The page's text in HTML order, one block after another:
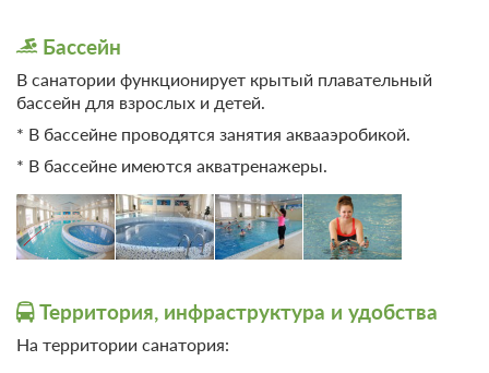
Волейбол
Баскетбол
Большой теннис
Пешие прогулки
Тренажерный зал
Спортивный зал
Бильярд
Лыжи
Не допускается размещение
с домашними животными
Климат
Лесной зоны
Лесостепной зоны
Спортивно-
оздоровительные
ЛФК, лечебная гимнастика
Бассейн
В санатории функционирует крытый плавательный
бассейн для взрослых и детей.
* В бассейне проводятся занятия аквааэробикой.
* В бассейне имеются акватренажеры.
Территория, инфраструктура и удобства
На территории санатория: